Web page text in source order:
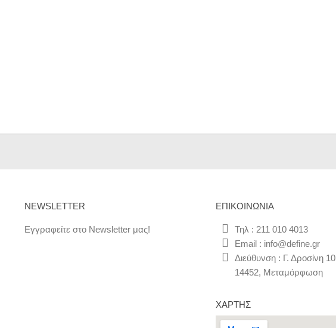
NEWSLETTER
Εγγραφείτε στο Newsletter μας!
ΕΠΙΚΟΙΝΩΝΊΑ
Τηλ : 211 010 4013
Email : info@define.gr
Διεύθυνση : Γ. Δροσίνη 10
14452, Μεταμόρφωση
ΧΆΡΤΗΣ